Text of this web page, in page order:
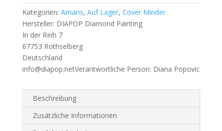
The
Glass
Slipper
-
Amaris
Menge
Kategorien: Amaris, Auf Lager, Cover Minder
Hersteller: DIAPOP Diamond Painting
In der Reih 7
67753 Rothselberg
Deutschland
info@diapop.netVerantwortliche Person: Diana Popovic
Beschreibung
Zusätzliche Informationen